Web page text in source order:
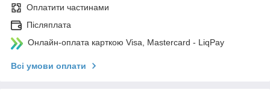
Оплатити частинами
Післяплата
Онлайн-оплата карткою Visa, Mastercard - LiqPay
Всі умови оплати